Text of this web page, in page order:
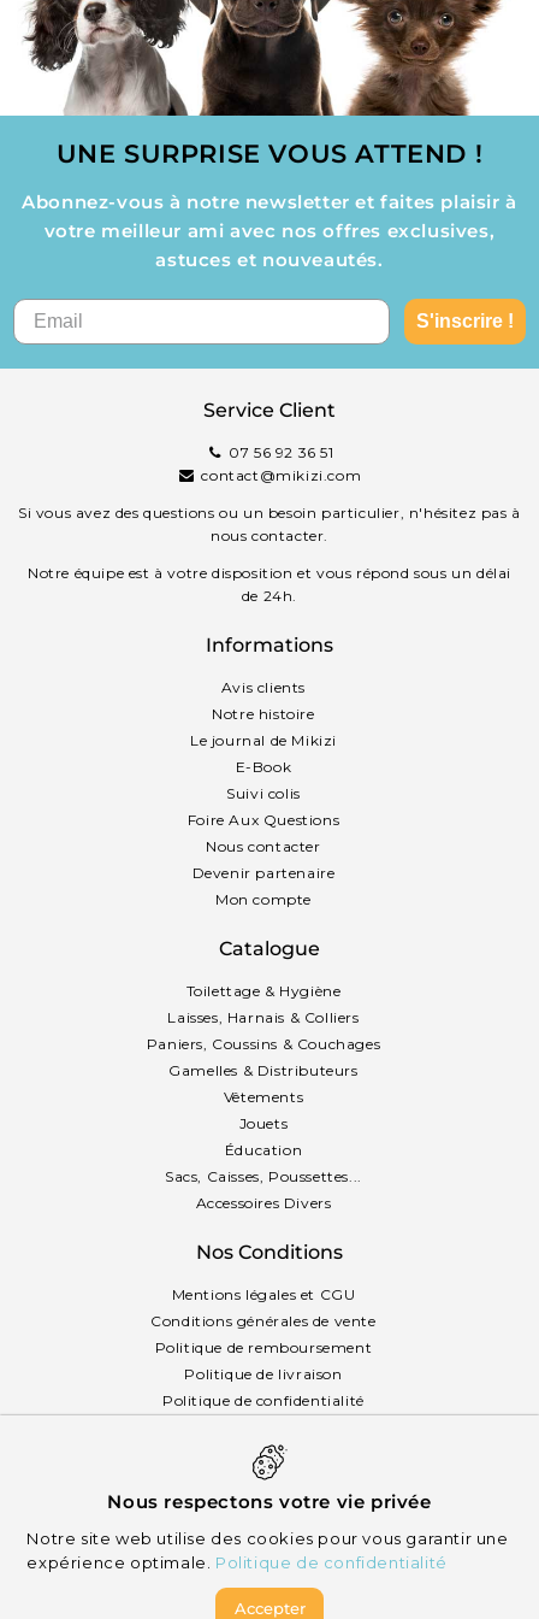
UNE SURPRISE VOUS ATTEND !
Abonnez-vous à notre newsletter et faites plaisir à
votre meilleur ami avec nos offres exclusives,
astuces et nouveautés.
S'inscrire !
Service Client
07 56 92 36 51
contact@mikizi.com
Si vous avez des questions ou un besoin particulier, n'hésitez pas à
nous contacter.
Notre équipe est à votre disposition et vous répond sous un délai
de 24h.
Informations
Avis clients
Notre histoire
Le journal de Mikizi
E-Book
Suivi colis
Foire Aux Questions
Nous contacter
Devenir partenaire
Mon compte
Catalogue
Toilettage & Hygiène
Laisses, Harnais & Colliers
Paniers, Coussins & Couchages
Gamelles & Distributeurs
Vêtements
Jouets
Éducation
Sacs, Caisses, Poussettes...
Accessoires Divers
Nos Conditions
Mentions légales et CGU
Conditions générales de vente
Politique de remboursement
Politique de livraison
Politique de confidentialité
Français
© 2026 Mikizi - Tous droits réservés
Nous respectons votre vie privée
Notre site web utilise des cookies pour vous garantir une
expérience optimale.
Politique de confidentialité
Accepter